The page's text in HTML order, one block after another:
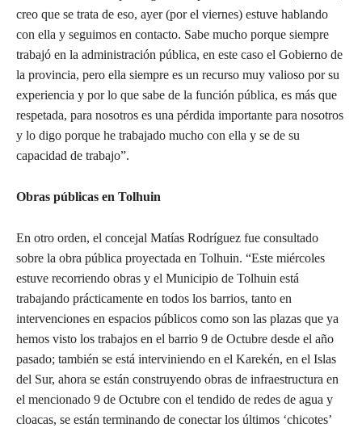
creo que se trata de eso, ayer (por el viernes) estuve hablando
con ella y seguimos en contacto. Sabe mucho porque siempre
trabajó en la administración pública, en este caso el Gobierno de
la provincia, pero ella siempre es un recurso muy valioso por su
experiencia y por lo que sabe de la función pública, es más que
respetada, para nosotros es una pérdida importante para nosotros
y lo digo porque he trabajado mucho con ella y se de su
capacidad de trabajo”.
Obras públicas en Tolhuin
En otro orden, el concejal Matías Rodríguez fue consultado
sobre la obra pública proyectada en Tolhuin. “Este miércoles
estuve recorriendo obras y el Municipio de Tolhuin está
trabajando prácticamente en todos los barrios, tanto en
intervenciones en espacios públicos como son las plazas que ya
hemos visto los trabajos en el barrio 9 de Octubre desde el año
pasado; también se está interviniendo en el Karekén, en el Islas
del Sur, ahora se están construyendo obras de infraestructura en
el mencionado 9 de Octubre con el tendido de redes de agua y
cloacas, se están terminando de conectar los últimos ‘chicotes’